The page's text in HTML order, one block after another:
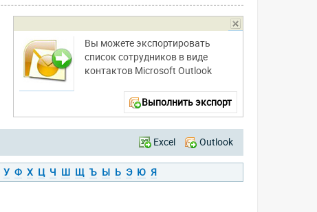
Вы можете экспортировать
список сотрудников в виде
контактов Microsoft Outlook
Выполнить экспорт
Excel Outlook
У Ф Х Ц Ч Ш Щ Ъ Ы Ь Э Ю Я